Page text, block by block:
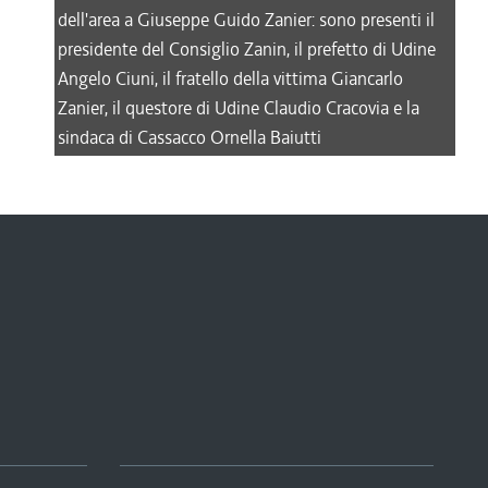
dell'area a Giuseppe Guido Zanier: sono presenti il
presidente del Consiglio Zanin, il prefetto di Udine
Angelo Ciuni, il fratello della vittima Giancarlo
Zanier, il questore di Udine Claudio Cracovia e la
sindaca di Cassacco Ornella Baiutti